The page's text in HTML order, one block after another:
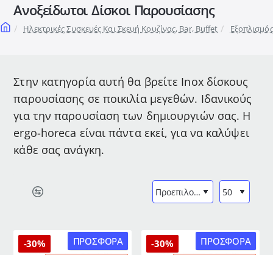
δύναμη
ΑΙ...
Ανοξείδωτοι Δίσκοι Παρουσίασης
homeΗλεκτρικές Συσκευές Και Σκευή Κουζίνας, Bar, Buffet
Στην κατηγορία αυτή θα βρείτε Inox δίσκους
παρουσίασης σε ποικιλία μεγεθών. Ιδανικούς
για την παρουσίαση των δημιουργιών σας. Η
ergo-horeca είναι πάντα εκεί, για να καλύψει
κάθε σας ανάγκη.
ΠΡΟΣΦΟΡΆ
-30% ΠΡΟΣΦΟΡΆ
-30%